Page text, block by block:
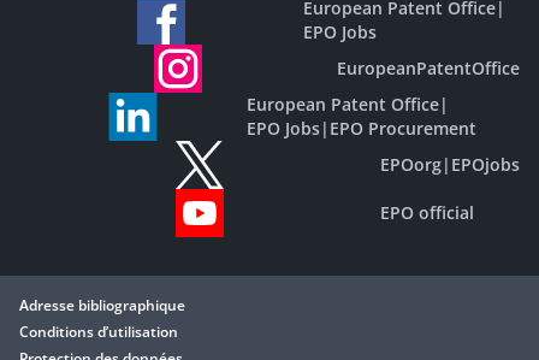
European Patent Office|
EPO Jobs
EuropeanPatentOffice
European Patent Office|
EPO Jobs| EPO Procurement
EPOorg| EPOjobs
EPO official
Adresse bibliographique
Conditions d’utilisation